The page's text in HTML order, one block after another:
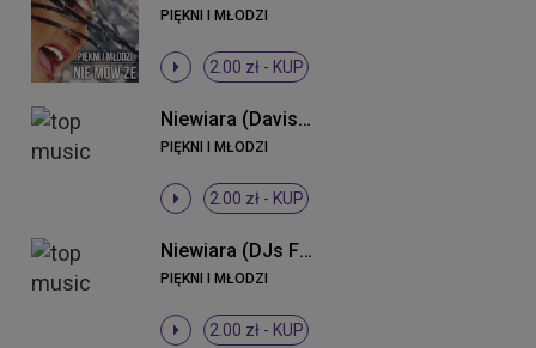
PIĘKNI I MŁODZI
2.00 zł - KUP
Niewiara (Davis Remix)
PIĘKNI I MŁODZI
2.00 zł - KUP
Niewiara (DJs From Lukow Remix)
PIĘKNI I MŁODZI
2.00 zł - KUP